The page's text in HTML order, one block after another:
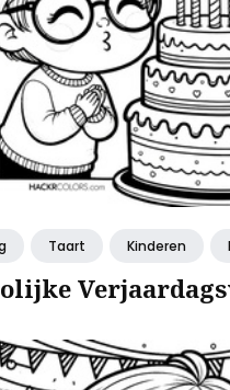
Taart Kinderen